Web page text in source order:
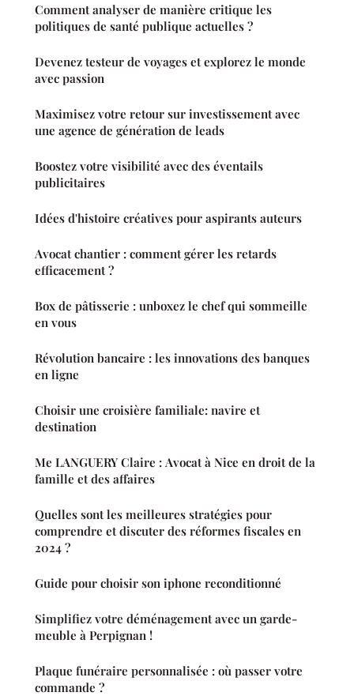
Comment analyser de manière critique les
politiques de santé publique actuelles ?
Devenez testeur de voyages et explorez le monde
avec passion
Maximisez votre retour sur investissement avec
une agence de génération de leads
Boostez votre visibilité avec des éventails
publicitaires
Idées d'histoire créatives pour aspirants auteurs
Avocat chantier : comment gérer les retards
efficacement ?
Box de pâtisserie : unboxez le chef qui sommeille
en vous
Révolution bancaire : les innovations des banques
en ligne
Choisir une croisière familiale: navire et
destination
Me LANGUERY Claire : Avocat à Nice en droit de la
famille et des affaires
Quelles sont les meilleures stratégies pour
comprendre et discuter des réformes fiscales en
2024 ?
Guide pour choisir son iphone reconditionné
Simplifiez votre déménagement avec un garde-
meuble à Perpignan !
Plaque funéraire personnalisée : où passer votre
commande ?